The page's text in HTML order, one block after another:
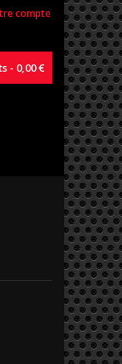
compte
- 0,00 €